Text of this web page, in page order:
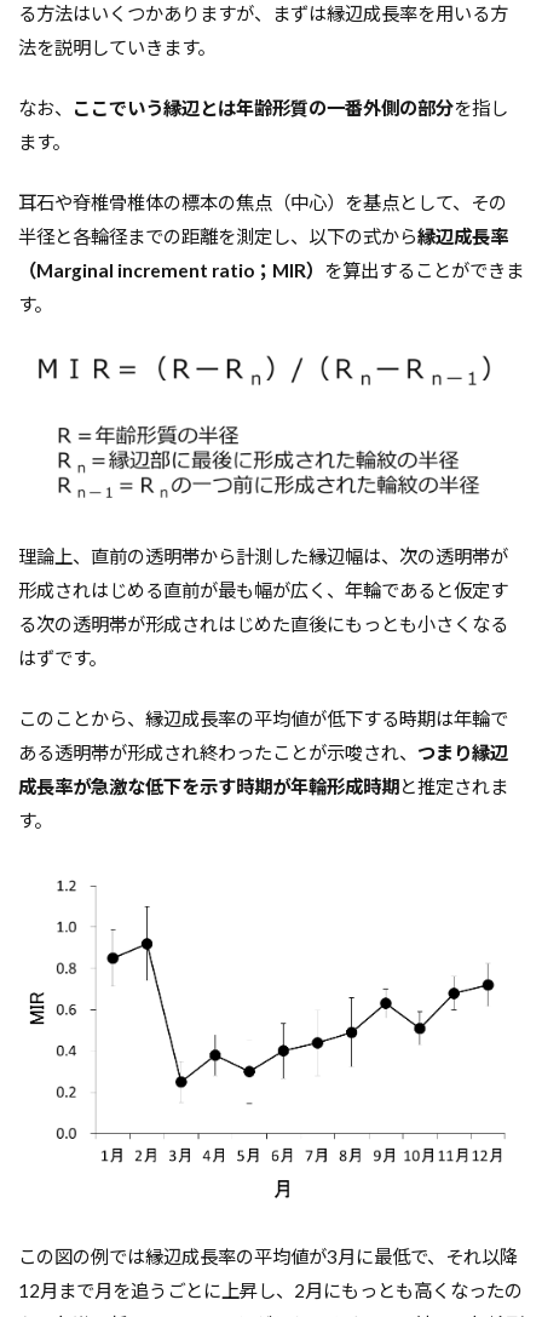
る方法はいくつかありますが、まずは縁辺成長率を用いる方
法を説明していきます。
なお、 ここでいう縁辺とは年齢形質の一番外側の部分を指し
ます。
耳石や脊椎骨椎体の標本の焦点（中心）を基点として、その
半径と各輪径までの距離を測定し、以下の式から縁辺成長率
（Marginal increment ratio；MIR）
を算出することができま
す。
理論上、直前の透明帯から計測した縁辺幅は、次の透明帯が
形成されはじめる直前が最も幅が広く、年輪であると仮定す
る次の透明帯が形成されはじめた直後にもっとも小さくなる
はずです。
このことから、縁辺成長率の平均値が低下する時期は年輪で
ある透明帯が形成され終わったことが示唆され、 つまり縁辺
成長率が急激な低下を示す時期が年輪形成時期と推定されま
す。
この図の例では縁辺成長率の平均値が3月に最低で、それ以降
12月まで月を追うごとに上昇し、2月にもっとも高くなったの